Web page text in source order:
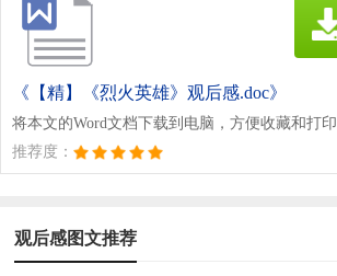
《【精】《烈火英雄》观后感.doc》
将本文的Word文档下载到电脑，方便收藏和打印
推荐度：
观后感图文推荐